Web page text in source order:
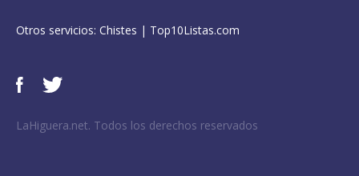
Otros servicios: Chistes | Top10Listas.com
LaHiguera.net. Todos los derechos reservados